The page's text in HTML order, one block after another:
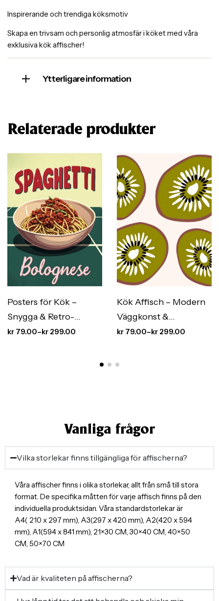
Inspirerande och trendiga köksmotiv
Skapa en trivsam och personlig atmosfär i köket med våra
exklusiva kök affischer!
Ytterligare information
Relaterade produkter
Posters för Kök –
Snygga & Retro-
Inspirerade Kökstavlor
kr 79.00–kr 299.00
Kök Affisch – Modern
Väggkonst &
Köksinredning med
kr 79.00–kr 299.00
Vanliga frågor
Vilka storlekar finns tillgängliga för affischerna?
Våra affischer finns i olika storlekar, allt från små till stora
format. De specifika måtten för varje affisch finns på den
individuella produktsidan. Våra standardstorlekar är
A4( 210 x 297 mm), A3(297 x 420 mm), A2(420 x 594
mm), A1(594 x 841 mm), 21×30 CM, 30×40 CM, 40×50
CM, 50×70 CM
Vad är kvaliteten på affischerna?